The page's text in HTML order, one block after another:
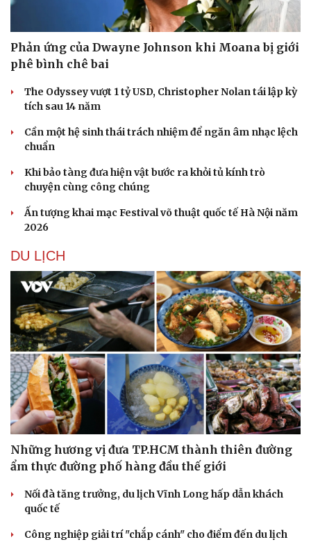
Du lịch
Săn Tour
check-in
Podcast
Câu chuyện thời sự
Đọc truyện đêm khuya
Cửa sổ tình yêu
Phản ứng của Dwayne Johnson khi Moana bị giới
phê bình chê bai
The Odyssey vượt 1 tỷ USD, Christopher Nolan tái lập kỳ
tích sau 14 năm
Cần một hệ sinh thái trách nhiệm để ngăn âm nhạc lệch
chuẩn
Khi bảo tàng đưa hiện vật bước ra khỏi tủ kính trò
chuyện cùng công chúng
Ấn tượng khai mạc Festival võ thuật quốc tế Hà Nội năm
2026
DU LỊCH
Những hương vị đưa TP.HCM thành thiên đường
ẩm thực đường phố hàng đầu thế giới
Nối đà tăng trưởng, du lịch Vĩnh Long hấp dẫn khách
quốc tế
Công nghiệp giải trí "chắp cánh" cho điểm đến du lịch